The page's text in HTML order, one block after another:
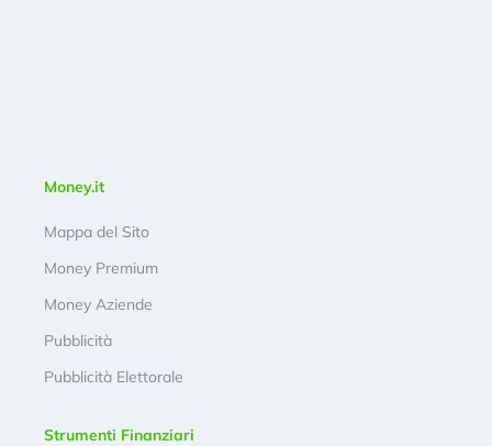
Money.it
Mappa del Sito
Money Premium
Money Aziende
Pubblicità
Pubblicità Elettorale
Strumenti Finanziari